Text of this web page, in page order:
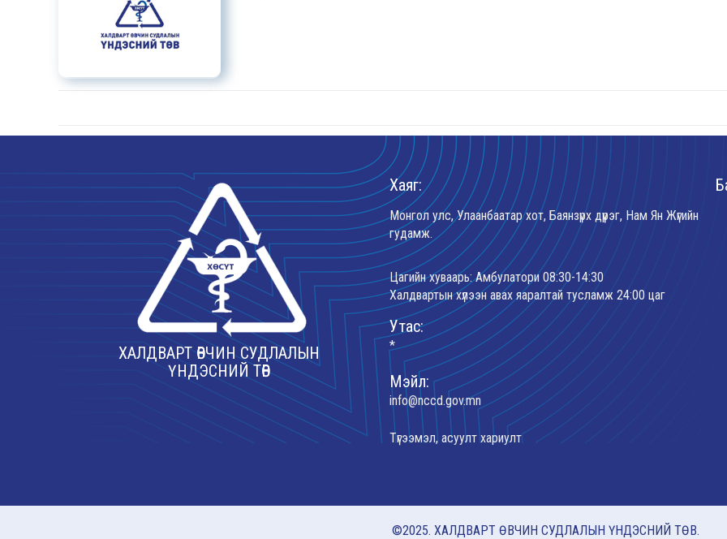
ХАЛДВАРТ ӨВЧИН СУДЛАЛЫН
ҮНДЭСНИЙ ТӨВ
Хаяг:
Монгол улс, Улаанбаатар хот, Баянзүрх дүүрэг, Нам Ян Жүгийн
гудамж.
Цагийн хуваарь: Амбулатори 08:30-14:30
Халдвартын хүлээн авах яаралтай тусламж 24:00 цаг
Утас:
*
Мэйл:
info@nccd.gov.mn
Түгээмэл, асуулт хариулт
©2025. ХАЛДВАРТ ӨВЧИН СУДЛАЛЫН ҮНДЭСНИЙ ТӨВ.